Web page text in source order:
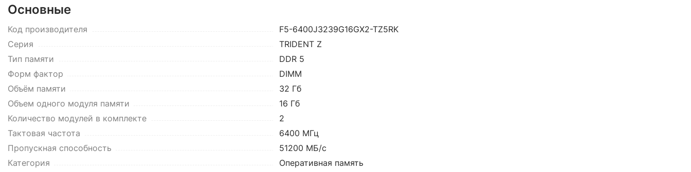
Основные
Код производителя
F5-6400J3239G16GX2-TZ5RK
Серия
TRIDENT Z
Тип памяти
DDR 5
Форм фактор
DIMM
Объём памяти
32 Гб
Объем одного модуля памяти
16 Гб
Количество модулей в комплекте
2
Тактовая частота
6400 МГц
Пропускная способность
51200 МБ/с
Категория
Оперативная память